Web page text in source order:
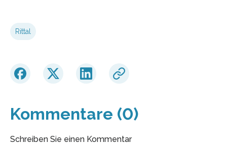
Rittal
Kommentare (0)
Schreiben Sie einen Kommentar